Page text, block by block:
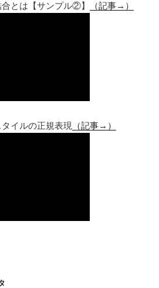
とは【サンプル②】 （記事→）
イルの正規表現 （記事→）